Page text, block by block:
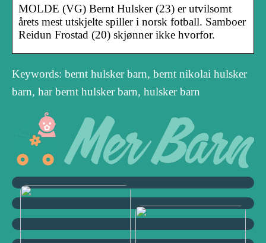
MOLDE (VG) Bernt Hulsker (23) er utvilsomt
årets mest utskjelte spiller i norsk fotball. Samboer
Reidun Frostad (20) skjønner ikke hvorfor.
Keywords: bernt hulsker barn, bernt nikolai hulsker
barn, har bernt hulsker barn, hulsker barn